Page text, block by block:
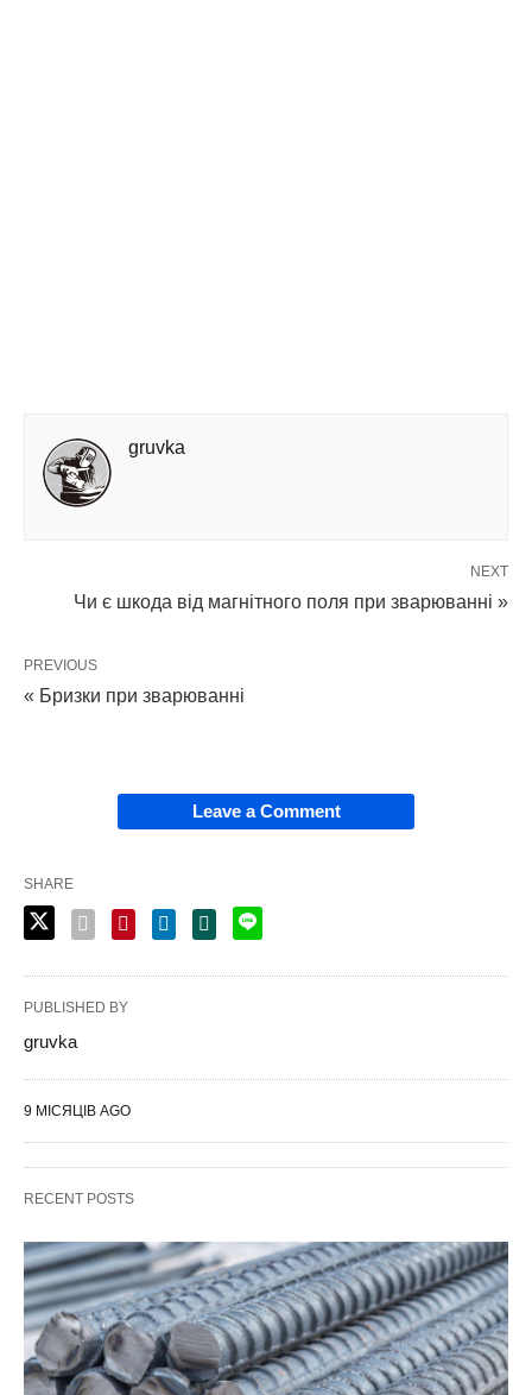
gruvka
NEXT
Чи є шкода від магнітного поля при зварюванні »
PREVIOUS
« Бризки при зварюванні
Leave a Comment
SHARE
PUBLISHED BY
gruvka
9 МІСЯЦІВ AGO
RECENT POSTS